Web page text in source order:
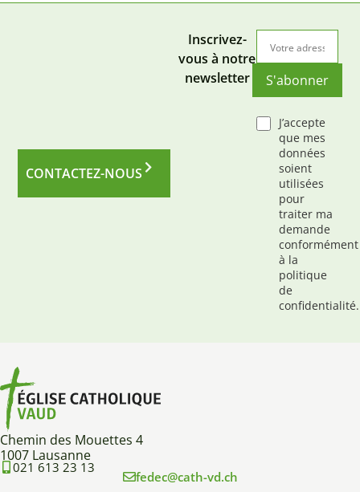
CONTACTEZ-NOUS
Inscrivez-
vous à notre
newsletter
S'abonner
J’accepte
que mes
données
soient
utilisées
pour
traiter ma
demande
conformément
à la
politique
de
confidentialité.
Chemin des Mouettes 4
1007 Lausanne
021 613 23 13
fedec@cath-vd.ch